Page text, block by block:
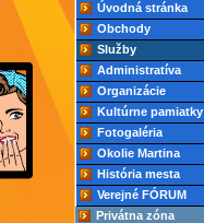
Úvodná stránka
Obchody
Služby
Administratíva
Organizácie
Kultúrne pamiatky
Fotogaléria
Okolie Martina
História mesta
Verejné FÓRUM
Privátna zóna